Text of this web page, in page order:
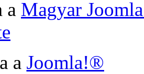
a Magyar
a Joomla!®